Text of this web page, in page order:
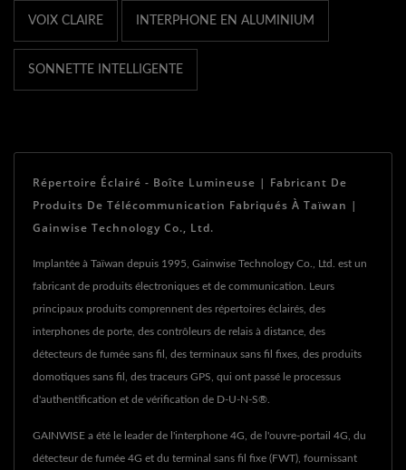
VOIX CLAIRE INTERPHONE EN ALUMINIUM
SONNETTE INTELLIGENTE
Répertoire Éclairé - Boîte Lumineuse | Fabricant De
Produits De Télécommunication Fabriqués À Taïwan |
Gainwise Technology Co., Ltd.
Implantée à Taïwan depuis 1995, Gainwise Technology Co., Ltd. est un
fabricant de produits électroniques et de communication. Leurs
principaux produits comprennent des répertoires éclairés, des
interphones de porte, des contrôleurs de relais à distance, des
détecteurs de fumée sans fil, des terminaux sans fil fixes, des produits
domotiques sans fil, des traceurs GPS, qui ont passé le processus
d'authentification et de vérification de D-U-N-S®.
GAINWISE a été le leader de l'interphone 4G, de l'ouvre-portail 4G, du
détecteur de fumée 4G et du terminal sans fil fixe (FWT), fournissant